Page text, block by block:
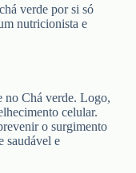
verde por si só
nutricionista e
no Chá verde. Logo,
celular.
o surgimento
saudável e